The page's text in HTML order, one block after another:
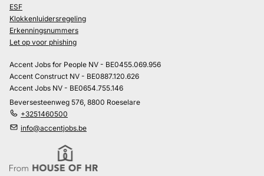
ESF
Klokkenluidersregeling
Erkenningsnummers
Let op voor phishing
Accent Jobs for People NV - BE0455.069.956
Accent Construct NV - BE0887.120.626
Accent Jobs NV - BE0654.755.146
Beversesteenweg 576, 8800 Roeselare
+3251460500
info@accentjobs.be